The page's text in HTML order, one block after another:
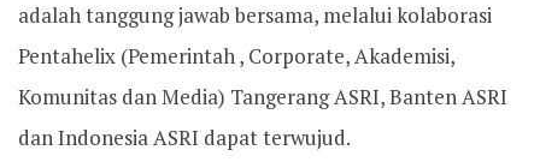
adalah tanggung jawab bersama, melalui kolaborasi
Pentahelix (Pemerintah , Corporate, Akademisi,
Komunitas dan Media) Tangerang ASRI, Banten ASRI
dan Indonesia ASRI dapat terwujud.